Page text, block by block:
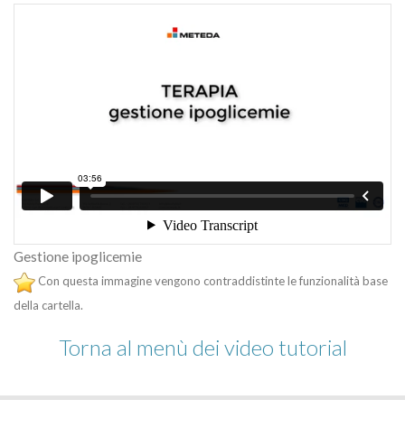
Gestione ipoglicemie
Con questa immagine vengono contraddistinte le funzionalità base
della cartella.
Torna al menù dei video tutorial